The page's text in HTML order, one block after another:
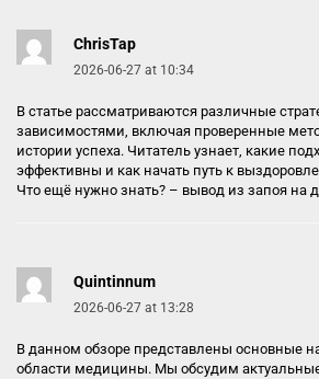
ChrisTap
2026-06-27 at 10:34
В статье рассматриваются различные
зависимостями, включая проверенные
истории успеха. Читатель узнает, какие
эффективны и как начать путь к
Что ещё нужно знать? – вывод из запоя на
Quintinnum
2026-06-27 at 13:28
В данном обзоре представлены основные
области медицины. Мы обсудим